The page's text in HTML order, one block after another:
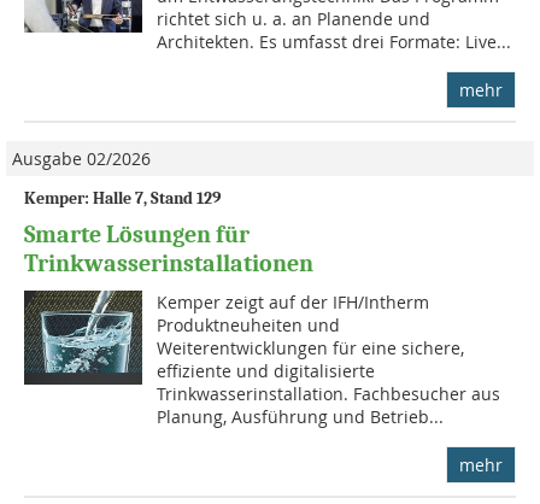
richtet sich u. a. an Planende und
Architekten. Es umfasst drei Formate: Live...
mehr
Ausgabe 02/2026
Kemper: Halle 7, Stand 129
Smarte Lösungen für
Trinkwasserinstallationen
Kemper zeigt auf der IFH/Intherm
Produktneuheiten und
Weiterentwicklungen für eine sichere,
effiziente und digitalisierte
Trinkwasserinstallation. Fachbesucher aus
Planung, Ausführung und Betrieb...
mehr